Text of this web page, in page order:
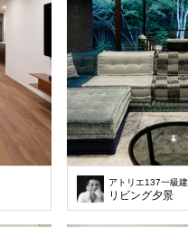
アトリエ137一級
リビング夕景